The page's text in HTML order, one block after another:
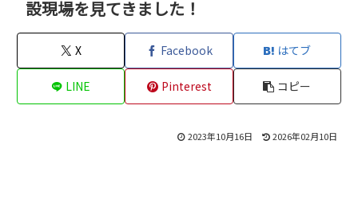
設現場を見てきました！
X Facebook はてブ
LINE Pinterest コピー
2023年10月16日 2026年02月10日